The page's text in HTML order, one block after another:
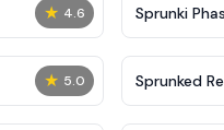
★ 4.6 Sprunki
★ 5.0 Sprunked